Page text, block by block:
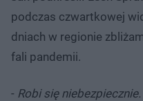
podczas czwartkowej
dniach w regionie
fali pandemii.
- Robi się